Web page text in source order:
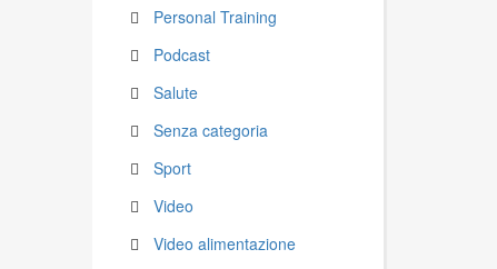
Personal Training
Podcast
Salute
Senza categoria
Sport
Video
Video alimentazione